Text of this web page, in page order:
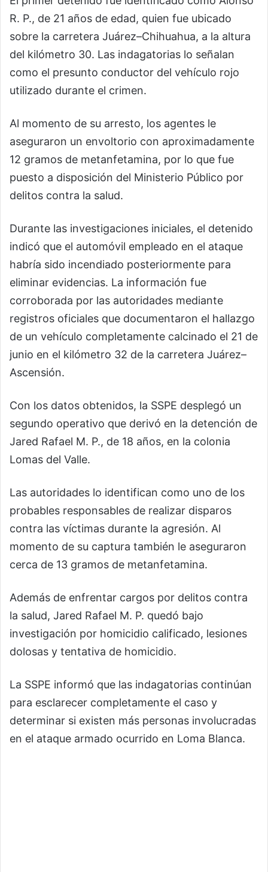
R. P., de 21 años de edad, quien fue ubicado
sobre la carretera Juárez–Chihuahua, a la altura
del kilómetro 30. Las indagatorias lo señalan
como el presunto conductor del vehículo rojo
utilizado durante el crimen.
Al momento de su arresto, los agentes le
aseguraron un envoltorio con aproximadamente
12 gramos de metanfetamina, por lo que fue
puesto a disposición del Ministerio Público por
delitos contra la salud.
Durante las investigaciones iniciales, el detenido
indicó que el automóvil empleado en el ataque
habría sido incendiado posteriormente para
eliminar evidencias. La información fue
corroborada por las autoridades mediante
registros oficiales que documentaron el hallazgo
de un vehículo completamente calcinado el 21 de
junio en el kilómetro 32 de la carretera Juárez–
Ascensión.
Con los datos obtenidos, la SSPE desplegó un
segundo operativo que derivó en la detención de
Jared Rafael M. P., de 18 años, en la colonia
Lomas del Valle.
Las autoridades lo identifican como uno de los
probables responsables de realizar disparos
contra las víctimas durante la agresión. Al
momento de su captura también le aseguraron
cerca de 13 gramos de metanfetamina.
Además de enfrentar cargos por delitos contra
la salud, Jared Rafael M. P. quedó bajo
investigación por homicidio calificado, lesiones
dolosas y tentativa de homicidio.
La SSPE informó que las indagatorias continúan
para esclarecer completamente el caso y
determinar si existen más personas involucradas
en el ataque armado ocurrido en Loma Blanca.